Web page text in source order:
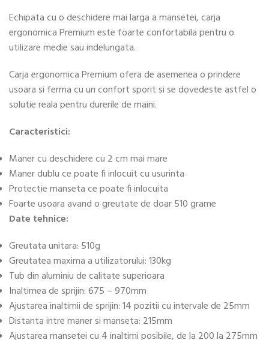
Echipata cu o deschidere mai larga a mansetei, carja
ergonomica Premium este foarte confortabila pentru o
utilizare medie sau indelungata.
Carja ergonomica Premium ofera de asemenea o prindere
usoara si ferma cu un confort sporit si se dovedeste astfel o
solutie reala pentru durerile de maini.
Caracteristici:
Maner cu deschidere cu 2 cm mai mare
Maner dublu ce poate fi inlocuit cu usurinta
Protectie manseta ce poate fi inlocuita
Foarte usoara avand o greutate de doar 510 grame
Date tehnice:
Greutata unitara: 510g
Greutatea maxima a utilizatorului: 130kg
Tub din aluminiu de calitate superioara
Inaltimea de sprijin: 675 – 970mm
Ajustarea inaltimii de sprijin: 14 pozitii cu intervale de 25mm
Distanta intre maner si manseta: 215mm
Ajustarea mansetei cu 4 inaltimi posibile, de la 200 la 275mm